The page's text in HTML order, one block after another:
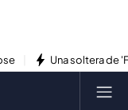
Una soltera de